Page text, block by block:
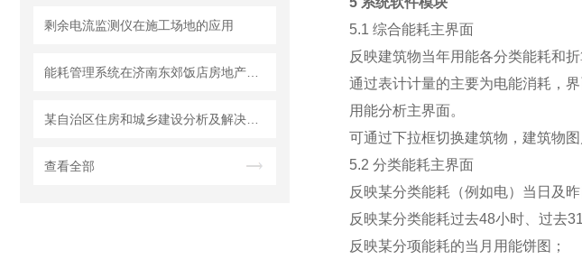
剩余电流监测仪在施工场地的应用
查看全部
5.1 综合能耗主界面
反映建筑物当年用能各分类能耗和
通过表计计量的主要为电能消耗，
用能分析主界面。
可通过下拉框切换建筑物，建筑物
5.2 分类能耗主界面
反映某分类能耗（例如电）当日及
反映某分类能耗过去48小时、过去
反映某分项能耗的当月用能饼图；